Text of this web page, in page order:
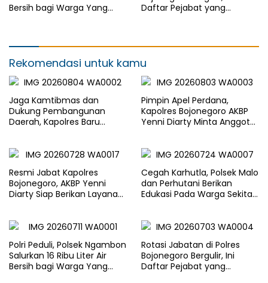
Bersih bagi Warga Yang
Daftar Pejabat yang
Rekomendasi untuk kamu
Jaga Kamtibmas dan
Dukung Pembangunan
Daerah, Kapolres Baru
Pimpin Apel Perdana,
Kapolres Bojonegoro AKBP
Yenni Diarty Minta Anggota
Resmi Jabat Kapolres
Bojonegoro, AKBP Yenni
Diarty Siap Berikan Layanan
Cegah Karhutla, Polsek Malo
dan Perhutani Berikan
Edukasi Pada Warga Sekitar
Polri Peduli, Polsek Ngambon
Salurkan 16 Ribu Liter Air
Bersih bagi Warga Yang
Rotasi Jabatan di Polres
Bojonegoro Bergulir, Ini
Daftar Pejabat yang